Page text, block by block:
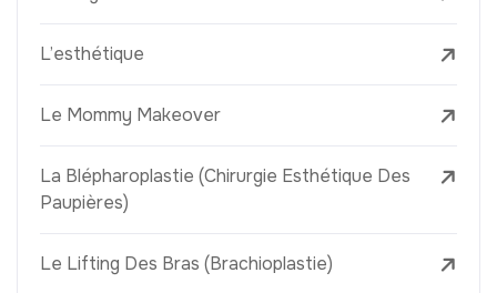
L’esthétique
Le Mommy Makeover
La Blépharoplastie (Chirurgie Esthétique Des
Paupières)
Le Lifting Des Bras (Brachioplastie)